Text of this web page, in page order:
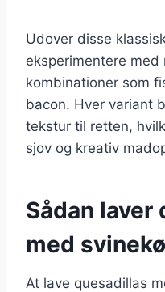
Udover disse
eksperimentere med
kombinationer som
bacon. Hver variant
tekstur til retten,
sjov og kreativ
Sådan laver
med
At lave quesadillas